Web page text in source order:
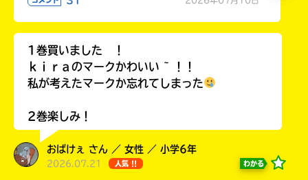
1巻買いました ！
ｋｉｒａのマークかわいい ~ ！！
私が考えたマークか忘れてしまった
2巻楽しみ！
おばけぇ さん ／ 女性 ／ 小学6年
2026.07.21 人気 !! わかる
て
て
ね